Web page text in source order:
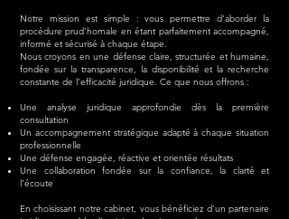
Notre mission est simple : vous permettre d’aborder la
procédure prud’homale en étant parfaitement accompagné,
informé et sécurisé à chaque étape.
Nous croyons en une défense claire, structurée et humaine,
fondée sur la transparence, la disponibilité et la recherche
constante de l’efficacité juridique. Ce que nous offrons :
Une analyse juridique approfondie dès la première
consultation
Un accompagnement stratégique adapté à chaque situation
professionnelle
Une défense engagée, réactive et orientée résultats
Une collaboration fondée sur la confiance, la clarté et
l’écoute
En choisissant notre cabinet, vous bénéficiez d’un partenaire